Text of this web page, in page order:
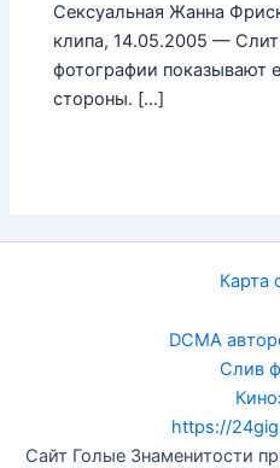
Сексуальная Жанна
клипа, 14.05.2005 —
фотографии показывают
стороны. […]
Карта
DCMA
Слив
https://
Сайт Голые Знаменитости